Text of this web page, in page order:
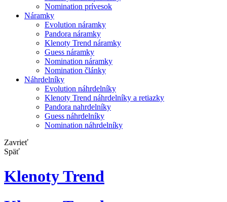
Nomination prívesok
Náramky
Evolution náramky
Pandora náramky
Klenoty Trend náramky
Guess náramky
Nomination náramky
Nomination články
Náhrdelníky
Evolution náhrdelníky
Klenoty Trend náhrdelníky a retiazky
Pandora nahrdelníky
Guess náhrdelníky
Nomination náhrdelníky
Zavrieť
Späť
Klenoty Trend